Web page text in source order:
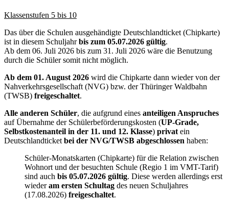
Klassenstufen 5 bis 10
Das über die Schulen ausgehändigte Deutschlandticket (Chipkarte)
ist in diesem Schuljahrbis zum 05.07.2026 gültig.
Ab dem 06. Juli 2026 bis zum 31. Juli 2026 wäre die Benutzung
durch die Schüler somit nicht möglich.
Ab dem 01. August 2026 wird die Chipkarte dann wieder von der
Nahverkehrsgesellschaft (NVG) bzw. der Thüringer Waldbahn
(TWSB) freigeschaltet.
Alle anderen Schüler, die aufgrund eines anteiligen Anspruches
auf Übernahme der Schülerbeförderungskosten (UP-Grade,
Selbstkostenanteil in der 11. und 12. Klasse) privat ein
Deutschlandticket bei der NVG/TWSB abgeschlossen haben:
Schüler-Monatskarten (Chipkarte) für die Relation zwischen
Wohnort und der besuchten Schule (Regio 1 im VMT-Tarif)
sind auch bis 05.07.2026 gültig. Diese werden allerdings erst
wiederam ersten Schultag des neuen Schuljahres
(17.08.2026) freigeschaltet.